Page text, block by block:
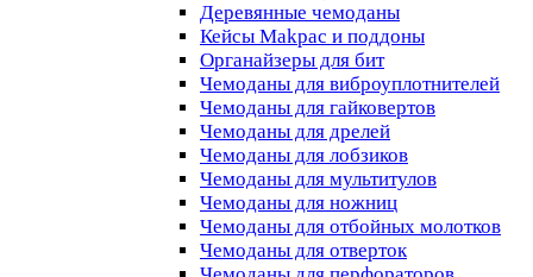
Деревянные чемоданы
Кейсы Makpac и поддоны
Органайзеры для бит
Чемоданы для виброуплотнителей
Чемоданы для гайковертов
Чемоданы для дрелей
Чемоданы для лобзиков
Чемоданы для мультитулов
Чемоданы для ножниц
Чемоданы для отбойных молотков
Чемоданы для отверток